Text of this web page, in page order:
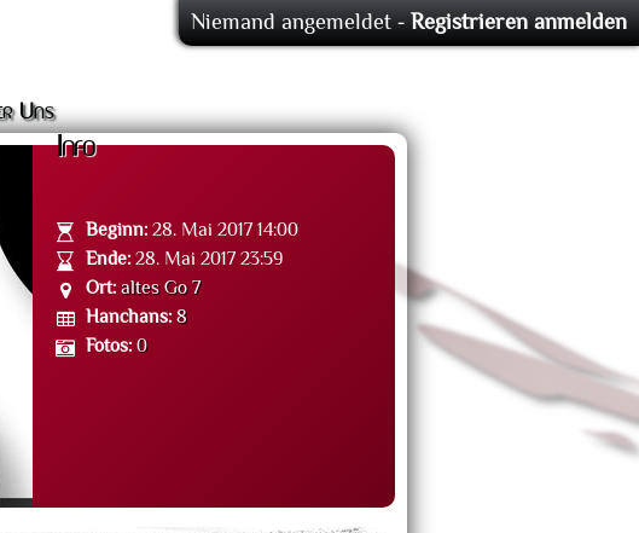
Uns
Info
Beginn: 28. Mai 2017 14:00
Ende: 28. Mai 2017 23:59
Ort: altes Go 7
Hanchans: 8
Fotos: 0
Niemand angemeldet -Registrieren anmelden